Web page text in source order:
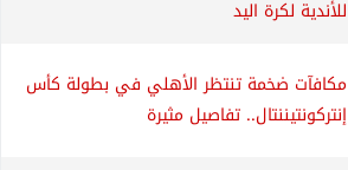
للأندية لكرة اليد
مكافآت ضخمة تنتظر الأهلي في بطولة كأس
إنتركونتيننتال.. تفاصيل مثيرة